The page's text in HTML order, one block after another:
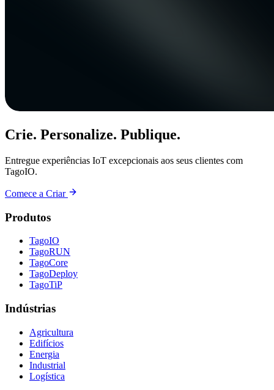
Crie. Personalize. Publique.
Entregue experiências IoT excepcionais aos seus clientes com
TagoIO.
Comece a Criar
Produtos
TagoIO
TagoRUN
TagoCore
TagoDeploy
TagoTiP
Indústrias
Agricultura
Edifícios
Energia
Industrial
Logística